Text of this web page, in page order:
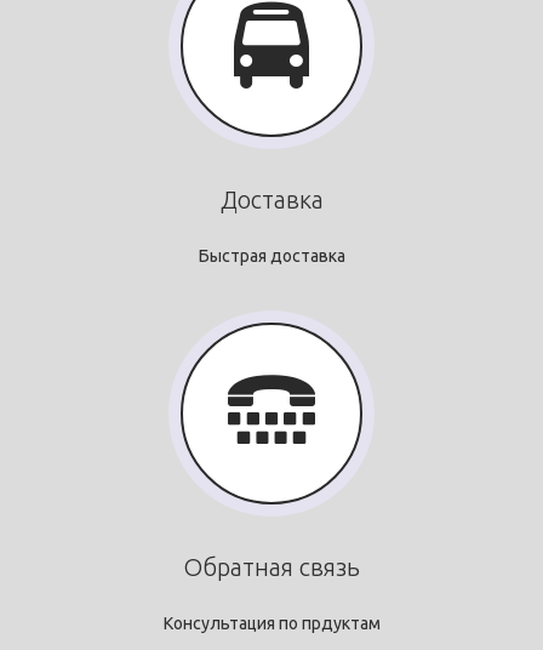
Доставка
Быстрая доставка
Обратная связь
Консультация по прдуктам